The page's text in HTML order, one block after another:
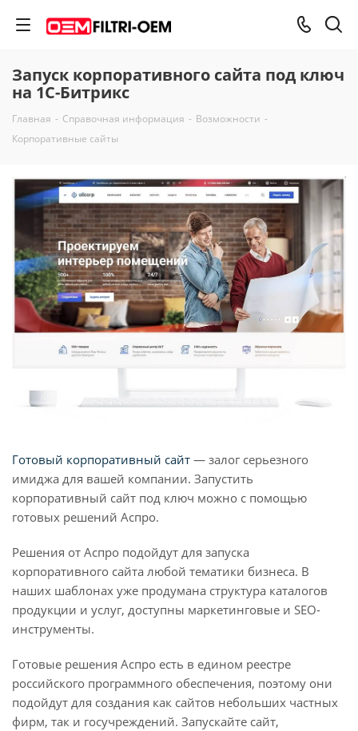
Запуск корпоративного сайта под ключ
на 1С-Битрикс
Главная - Справочная информация - Возможности -
Корпоративные сайты
Готовый корпоративный сайт — залог серьезного
имиджа для вашей компании. Запустить
корпоративный сайт под ключ можно с помощью
готовых решений Аспро.
Решения от Аспро подойдут для запуска
корпоративного сайта любой тематики бизнеса. В
наших шаблонах уже продумана структура каталогов
продукции и услуг, доступны маркетинговые и SEO-
инструменты.
Готовые решения Аспро есть в едином реестре
российского программного обеспечения, поэтому они
подойдут для создания как сайтов небольших частных
фирм, так и госучреждений. Запускайте сайт,